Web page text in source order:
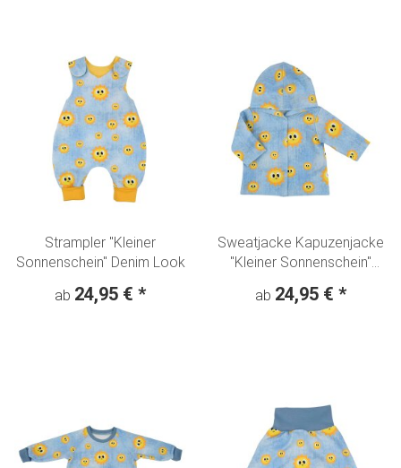
Strampler "Kleiner
Sonnenschein" Denim Look
ab 24,95 € *
Sweatjacke Kapuzenjacke
"Kleiner Sonnenschein"
ab 24,95 € *